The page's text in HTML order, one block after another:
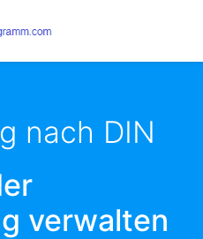
nach DIN
verwalten